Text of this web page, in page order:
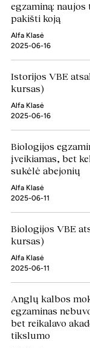
egzaminą: naujos
pakišti koją
Alfa Klasė
2025-06-16
Istorijos VBE
kursas)
Alfa Klasė
2025-06-16
Biologijos
įveikiamas, bet
sukėlė abejonių
Alfa Klasė
2025-06-11
Biologijos VBE
kursas)
Alfa Klasė
2025-06-11
Anglų kalbos
egzaminas
bet reikalavo
tikslumo